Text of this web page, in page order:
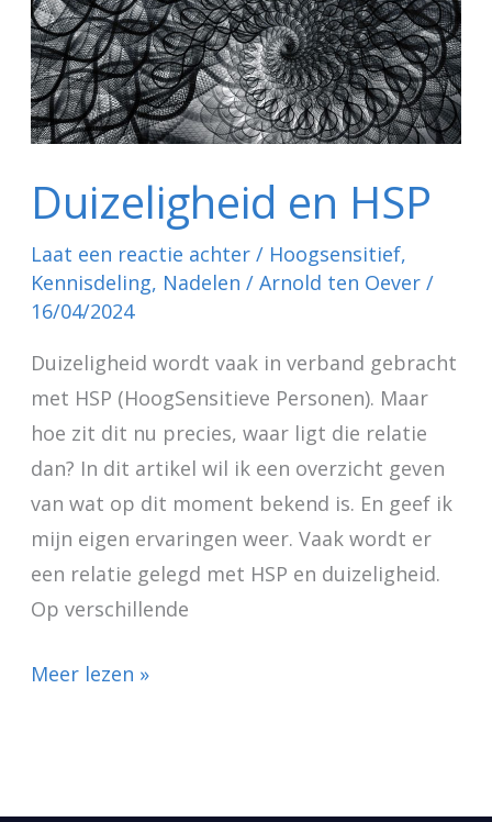
Duizeligheid en HSP
Laat een reactie achter / Hoogsensitief,
Kennisdeling, Nadelen / Arnold ten Oever /
16/04/2024
Duizeligheid wordt vaak in verband gebracht
met HSP (HoogSensitieve Personen). Maar
hoe zit dit nu precies, waar ligt die relatie
dan? In dit artikel wil ik een overzicht geven
van wat op dit moment bekend is. En geef ik
mijn eigen ervaringen weer. Vaak wordt er
een relatie gelegd met HSP en duizeligheid.
Op verschillende
Meer lezen »